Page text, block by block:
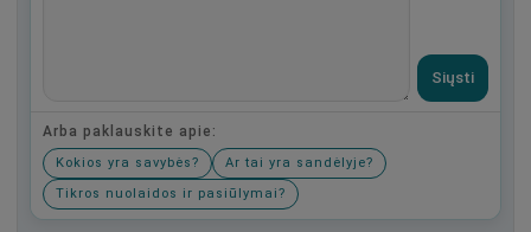
Siųsti
Arba paklauskite apie:
Kokios yra savybės?
Ar tai yra sandėlyje?
Tikros nuolaidos ir pasiūlymai?